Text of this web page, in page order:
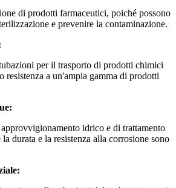
di prodotti farmaceutici, poiché possono
e prevenire la contaminazione.
per il trasporto di prodotti chimici
resistenza a un'ampia gamma di prodotti
idrico e di trattamento
durata e la resistenza alla corrosione sono